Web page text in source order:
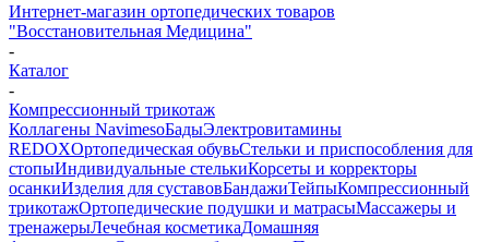
Интернет-магазин ортопедических товаров
"Восстановительная Медицина"
-
Каталог
-
Компрессионный трикотаж
Коллагены NavimesoБадыЭлектровитамины
REDOXОртопедическая обувьСтельки и приспособления для
стопыИндивидуальные стелькиКорсеты и корректоры
осанкиИзделия для суставовБандажиТейпыКомпрессионный
трикотажОртопедические подушки и матрасыМассажеры и
тренажерыЛечебная косметикаДомашняя